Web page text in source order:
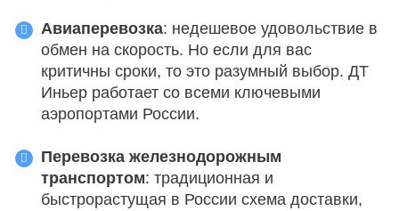
Авиаперевозка: недешевое удовольствие в
обмен на скорость. Но если для вас
критичны сроки, то это разумный выбор. ДТ
Иньер работает со всеми ключевыми
аэропортами России.
Перевозка железнодорожным
транспортом: традиционная и
быстрорастущая в России схема доставки,